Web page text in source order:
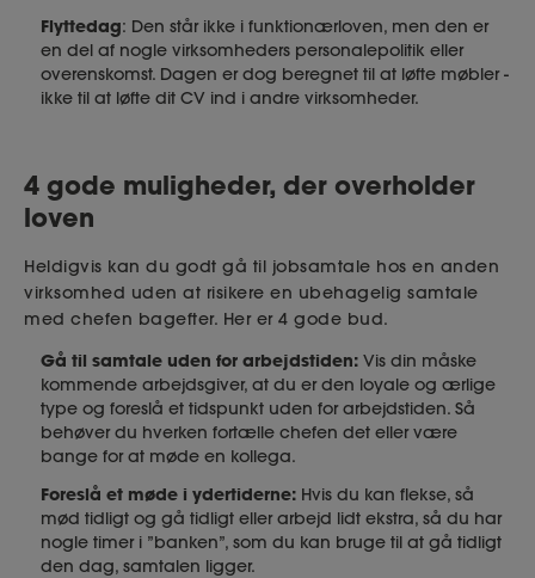
Flyttedag: Den står ikke i funktionærloven, men den er
en del af nogle virksomheders personalepolitik eller
overenskomst. Dagen er dog beregnet til at løfte møbler -
ikke til at løfte dit CV ind i andre virksomheder.
4 gode muligheder, der overholder
loven
Heldigvis kan du godt gå til jobsamtale hos en anden
virksomhed uden at risikere en ubehagelig samtale
med chefen bagefter. Her er 4 gode bud.
Gå til samtale uden for arbejdstiden: Vis din måske
kommende arbejdsgiver, at du er den loyale og ærlige
type og foreslå et tidspunkt uden for arbejdstiden. Så
behøver du hverken fortælle chefen det eller være
bange for at møde en kollega.
Foreslå et møde i ydertiderne: Hvis du kan flekse, så
mød tidligt og gå tidligt eller arbejd lidt ekstra, så du har
nogle timer i ”banken”, som du kan bruge til at gå tidligt
den dag, samtalen ligger.